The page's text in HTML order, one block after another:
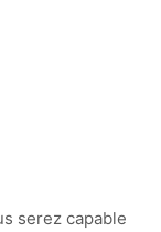
serez capable